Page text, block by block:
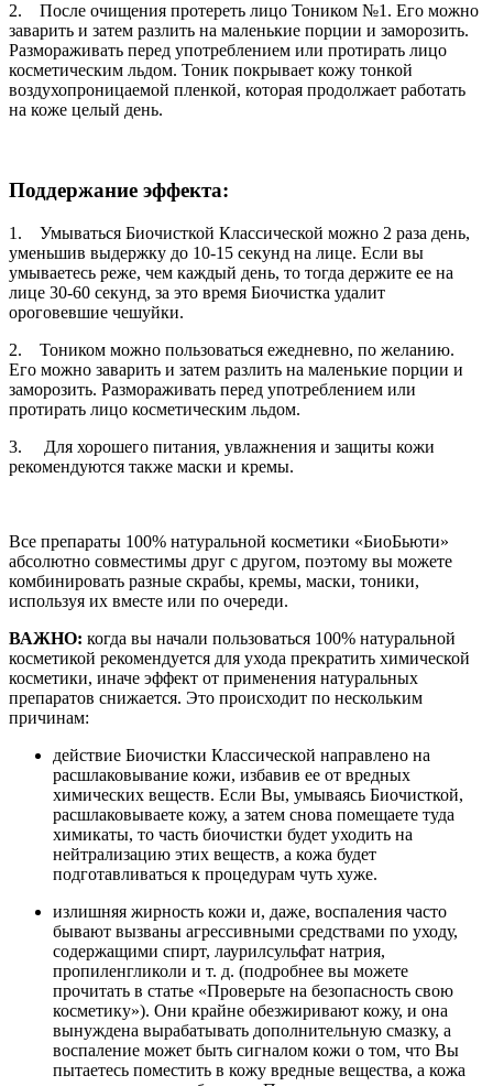
2. После очищения протереть лицо Тоником №1. Его можно
заварить и затем разлить на маленькие порции и заморозить.
Размораживать перед употреблением или протирать лицо
косметическим льдом. Тоник покрывает кожу тонкой
воздухопроницаемой пленкой, которая продолжает работать
на коже целый день.
Поддержание эффекта:
1. Умываться Биочисткой Классической можно 2 раза день,
уменьшив выдержку до 10-15 секунд на лице. Если вы
умываетесь реже, чем каждый день, то тогда держите ее на
лице 30-60 секунд, за это время Биочистка удалит
ороговевшие чешуйки.
2. Тоником можно пользоваться ежедневно, по желанию.
Его можно заварить и затем разлить на маленькие порции и
заморозить. Размораживать перед употреблением или
протирать лицо косметическим льдом.
3. Для хорошего питания, увлажнения и защиты кожи
рекомендуются также маски и кремы.
Все препараты 100% натуральной косметики «БиоБьюти»
абсолютно совместимы друг с другом, поэтому вы можете
комбинировать разные скрабы, кремы, маски, тоники,
используя их вместе или по очереди.
ВАЖНО: когда вы начали пользоваться 100% натуральной
косметикой рекомендуется для ухода прекратить химической
косметики, иначе эффект от применения натуральных
препаратов снижается. Это происходит по нескольким
причинам:
действие Биочистки Классической направлено на
расшлаковывание кожи, избавив ее от вредных
химических веществ. Если Вы, умываясь Биочисткой,
расшлаковываете кожу, а затем снова помещаете туда
химикаты, то часть биочистки будет уходить на
нейтрализацию этих веществ, а кожа будет
подготавливаться к процедурам чуть хуже.
излишняя жирность кожи и, даже, воспаления часто
бывают вызваны агрессивными средствами по уходу,
содержащими спирт, лаурилсульфат натрия,
пропиленгликоли и т. д. (подробнее вы можете
прочитать в статье «Проверьте на безопасность свою
косметику»). Они крайне обезжиривают кожу, и она
вынуждена вырабатывать дополнительную смазку, а
воспаление может быть сигналом кожи о том, что Вы
пытаетесь поместить в кожу вредные вещества, а кожа